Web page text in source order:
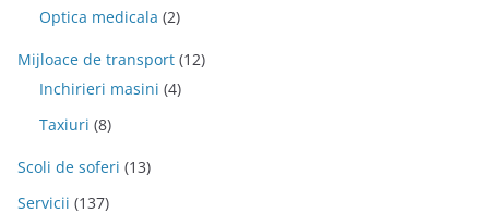
Optica medicala (2)
Mijloace de transport (12)
Inchirieri masini (4)
Taxiuri (8)
Scoli de soferi (13)
Servicii (137)